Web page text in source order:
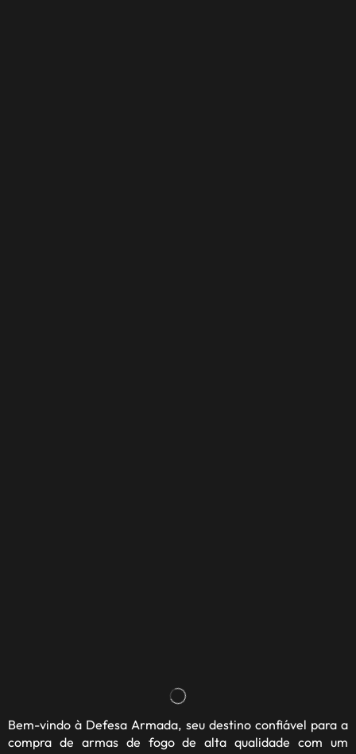
Bem-vindo à Defesa Armada, seu destino confiável para a
compra de armas de fogo de alta qualidade com um